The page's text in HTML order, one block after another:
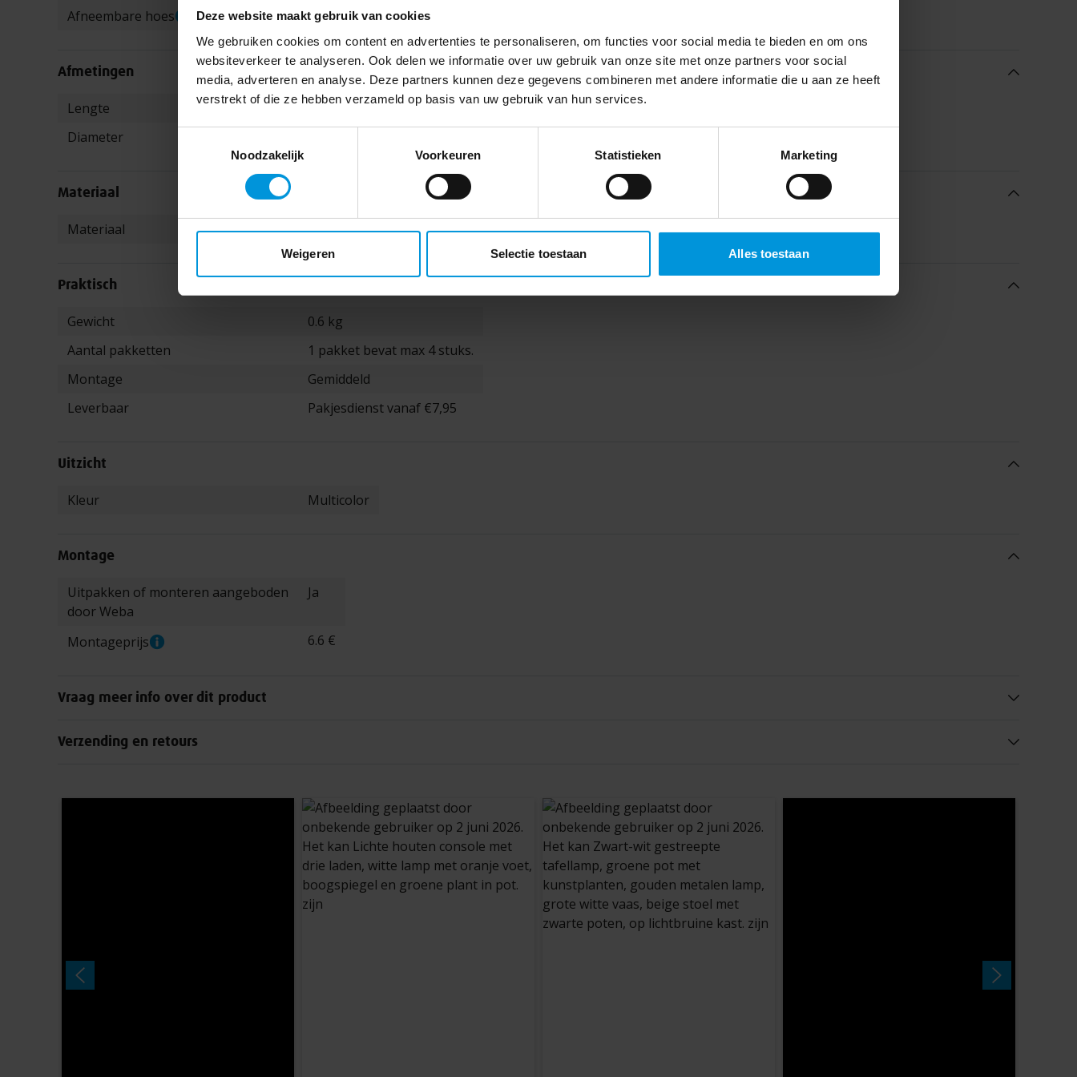
Deze website maakt gebruik van cookies
We gebruiken cookies om content en advertenties te personaliseren, om functies voor social media te bieden en om ons
websiteverkeer te analyseren. Ook delen we informatie over uw gebruik van onze site met onze partners voor social
media, adverteren en analyse. Deze partners kunnen deze gegevens combineren met andere informatie die u aan ze heeft
verstrekt of die ze hebben verzameld op basis van uw gebruik van hun services.
Noodzakelijk
Voorkeuren Statistieken Marketing
Weigeren Selectie toestaan Alles toestaan
Meer informatie
Afneembare hoes Ja
Afmetingen
Meer informatie
Lengte
90 cm
Diameter
Materiaal
Meer informatie
Materiaal Katoen
Praktisch
Meer informatie
Gewicht
0.6 kg
Aantal pakketten
1 pakket bevat max 4 stuks.
Montage
Gemiddeld
Leverbaar
Pakjesdienst vanaf €7,95
Uitzicht
Meer informatie
Kleur Multicolor
Montage
Meer informatie
Uitpakken of monteren aangeboden
door Weba
Ja
Montageprijs 6.6 €
Vraag meer info over dit product
Verzending en retours